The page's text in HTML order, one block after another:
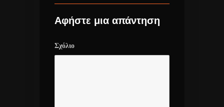
Αφήστε μια απάντηση
Σχόλιο